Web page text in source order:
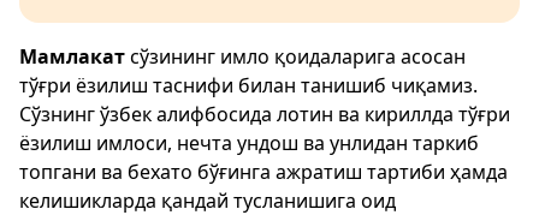
Мамлакатсўзининг имло қоидаларига асосан
тўғри ёзилиш таснифи билан танишиб чиқамиз.
Сўзнинг ўзбек алифбосида лотин ва кириллда тўғри
ёзилиш имлоси, нечта ундош ва унлидан таркиб
топгани ва бехато бўғинга ажратиш тартиби ҳамда
келишикларда қандай тусланишига оид